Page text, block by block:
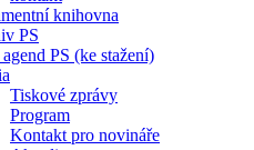
knihovna
PS
PS (ke stažení)
Tiskové zprávy
Program
Kontakt pro novináře